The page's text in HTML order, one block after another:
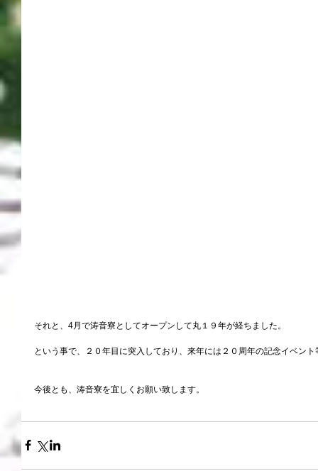
それと、4月で涛音寮としてオープンして丸１９年が経ちました。
という事で、２０年目に突入しており、来年には２０周年の記念イベン
今後とも、涛音寮を宜しくお願い致します。